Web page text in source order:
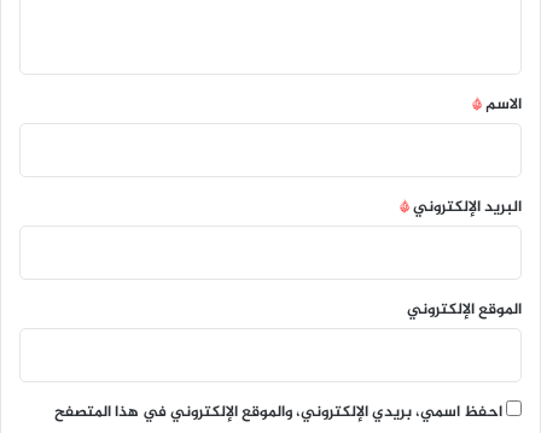
*
الاسم*
البريد الإلكتروني*
الموقع الإلكتروني
احفظ اسمي، بريدي الإلكتروني، والموقع الإلكتروني في هذا المتصفح